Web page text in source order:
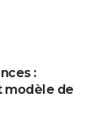
:
modèle de